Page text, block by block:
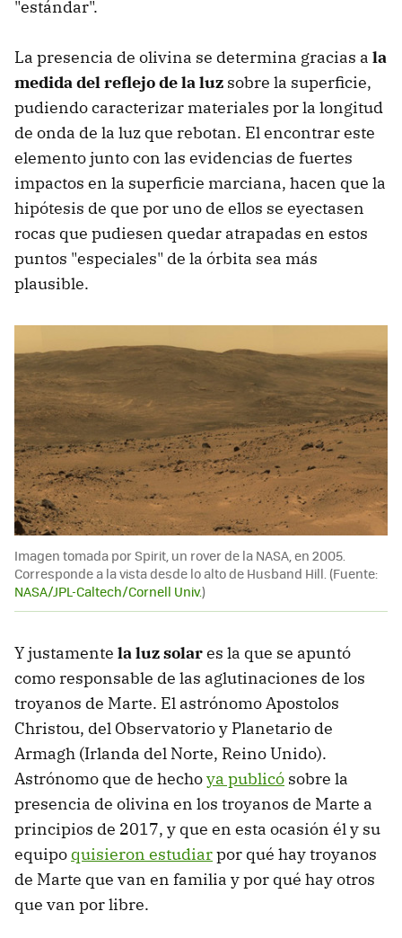
"estándar".
La presencia de olivina se determina gracias a la
medida del reflejo de la luz sobre la superficie,
pudiendo caracterizar materiales por la longitud
de onda de la luz que rebotan. El encontrar este
elemento junto con las evidencias de fuertes
impactos en la superficie marciana, hacen que la
hipótesis de que por uno de ellos se eyectasen
rocas que pudiesen quedar atrapadas en estos
puntos "especiales" de la órbita sea más
plausible.
Imagen tomada por Spirit, un rover de la NASA, en 2005.
Corresponde a la vista desde lo alto de Husband Hill. (Fuente:
NASA/JPL-Caltech/Cornell Univ.)
Y justamente la luz solares la que se apuntó
como responsable de las aglutinaciones de los
troyanos de Marte. El astrónomo Apostolos
Christou, del Observatorio y Planetario de
Armagh (Irlanda del Norte, Reino Unido).
Astrónomo que de hechoya publicó sobre la
presencia de olivina en los troyanos de Marte a
principios de 2017, y que en esta ocasión él y su
equipo quisieron estudiarpor qué hay troyanos
de Marte que van en familia y por qué hay otros
que van por libre.